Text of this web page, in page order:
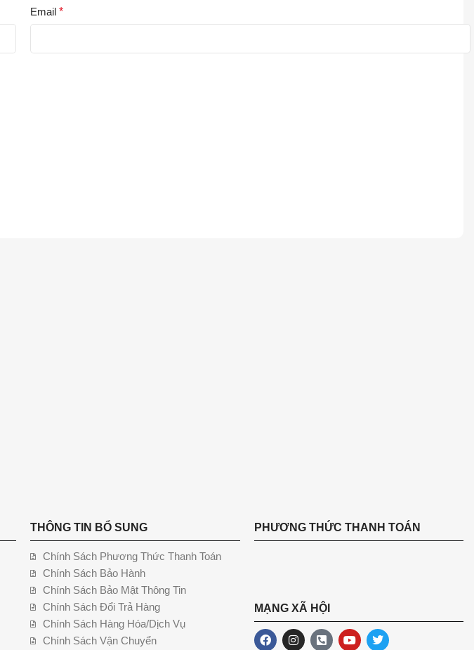
Email *
THÔNG TIN BỔ SUNG
Chính Sách Phương Thức Thanh Toán
Chính Sách Bảo Hành
Chính Sách Bảo Mật Thông Tin
Chính Sách Đổi Trả Hàng
Chính Sách Hàng Hóa/Dịch Vụ
Chính Sách Vận Chuyển
PHƯƠNG THỨC THANH TOÁN
MẠNG XÃ HỘI